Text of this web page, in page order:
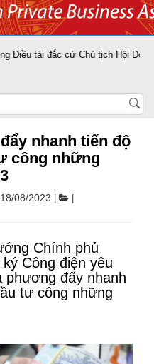
đắc cử Chủ tịch Hội Doanh nhân
nhanh tiến độ
công những
08/2023
Chính phủ
Công điện yêu
phương đẩy nhanh
tư công những